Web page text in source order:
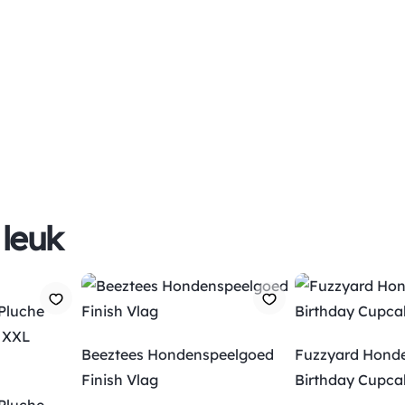
Beeztees Hondenspeelgoed
Finish Vlag
Fuzzyard
Birthday